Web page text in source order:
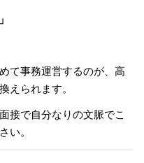
て事務運営するのが、高
えられます。
接で自分なりの文脈でこ
い。